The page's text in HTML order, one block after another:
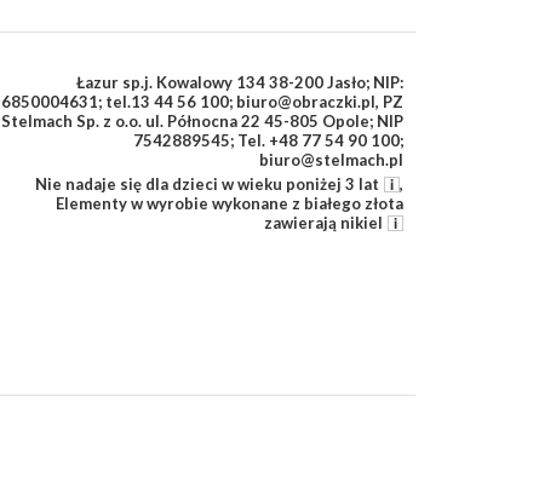
Łazur sp.j. Kowalowy 134 38-200 Jasło; NIP:
6850004631; tel.13 44 56 100; biuro@obraczki.pl, PZ
Stelmach Sp. z o.o. ul. Północna 22 45-805 Opole; NIP
7542889545; Tel. +48 77 54 90 100;
biuro@stelmach.pl
Nie nadaje się dla dzieci w wieku poniżej 3 lat
,
Elementy w wyrobie wykonane z białego złota
zawierają nikiel